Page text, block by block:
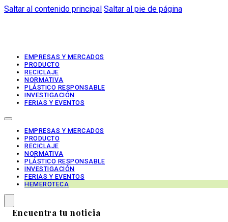
Saltar al contenido principal Saltar al pie de página
EMPRESAS Y MERCADOS
PRODUCTO
RECICLAJE
NORMATIVA
PLÁSTICO RESPONSABLE
INVESTIGACIÓN
FERIAS Y EVENTOS
EMPRESAS Y MERCADOS
PRODUCTO
RECICLAJE
NORMATIVA
PLÁSTICO RESPONSABLE
INVESTIGACIÓN
FERIAS Y EVENTOS
HEMEROTECA
Encuentra tu noticia